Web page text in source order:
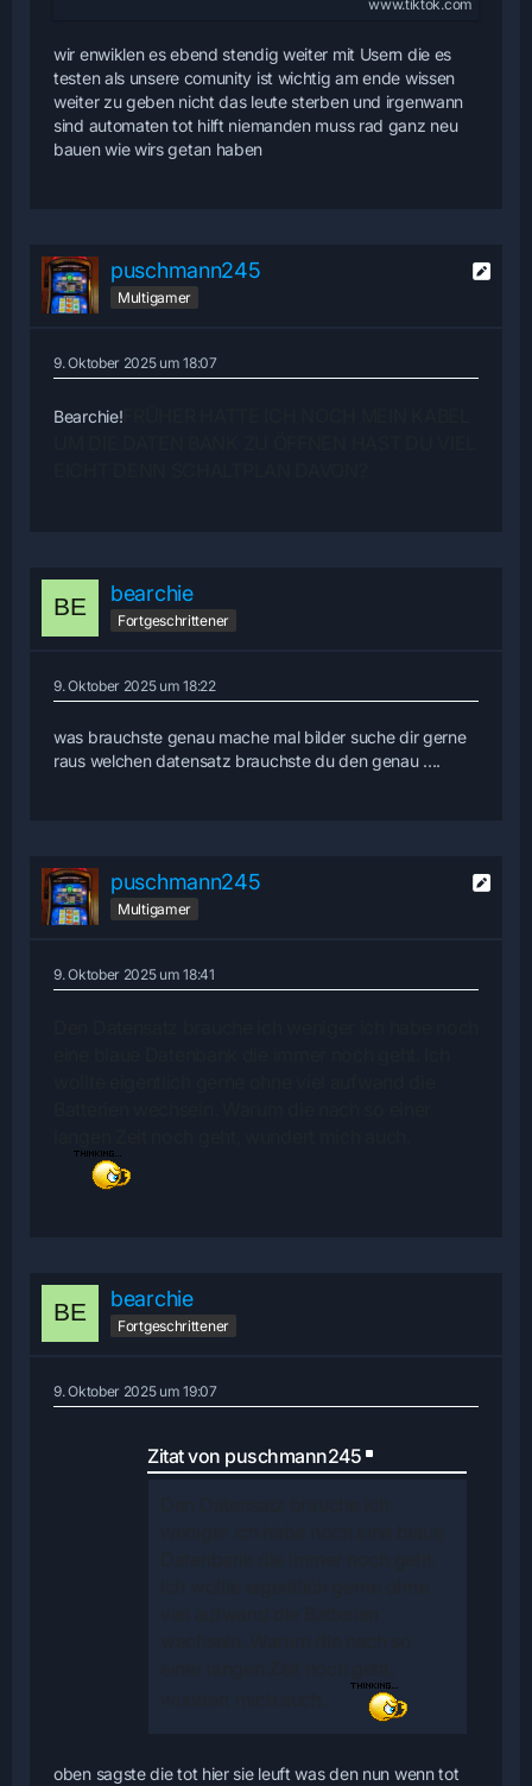
www.tiktok.com
wir enwiklen es ebend stendig weiter mit Usern die es
testen als unsere comunity ist wichtig am ende wissen
weiter zu geben nicht das leute sterben und irgenwann
sind automaten tot hilft niemanden muss rad ganz neu
bauen wie wirs getan haben
puschmann245
Multigamer
9. Oktober 2025 um 18:07
Bearchie!
bearchie
Fortgeschrittener
9. Oktober 2025 um 18:22
was brauchste genau mache mal bilder suche dir gerne
raus welchen datensatz brauchste du den genau ....
puschmann245
Multigamer
9. Oktober 2025 um 18:41
bearchie
Fortgeschrittener
9. Oktober 2025 um 19:07
Zitat von puschmann245
oben sagste die tot hier sie leuft was den nun wenn tot